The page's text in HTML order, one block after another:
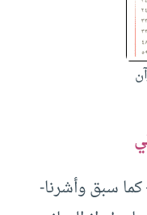
سبق وأشرنا-